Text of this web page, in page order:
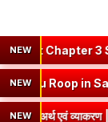
NEW
3 Solutions | एषः
NEW
एवं व्याकरण | Kri
NEW
एवं व्याकरण | Sev